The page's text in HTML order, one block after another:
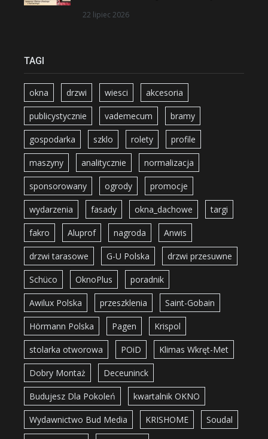
22 lipiec 2026
TAGI
okna drzwi wiesci akcesoria
publicystycznie vademecum bramy
gospodarka szklo rolety profile
maszyny analitycznie normalizacja
sponsorowany ogrody promocje
wydarzenia fasady okna_dachowe targi
fakro Aluprof nagroda Anwis
drzwi tarasowe G-U Polska drzwi przesuwne
Schüco OknoPlus poradnik
Awilux Polska przeszklenia Saint-Gobain
Hörmann Polska Pagen Krispol
stolarka otworowa POiD Klimas Wkręt-Met
Dobry Montaż Deceuninck
Budujesz Dla Pokoleń kwartalnik OKNO
Wydawnictwo Bud Media KRISHOME Soudal